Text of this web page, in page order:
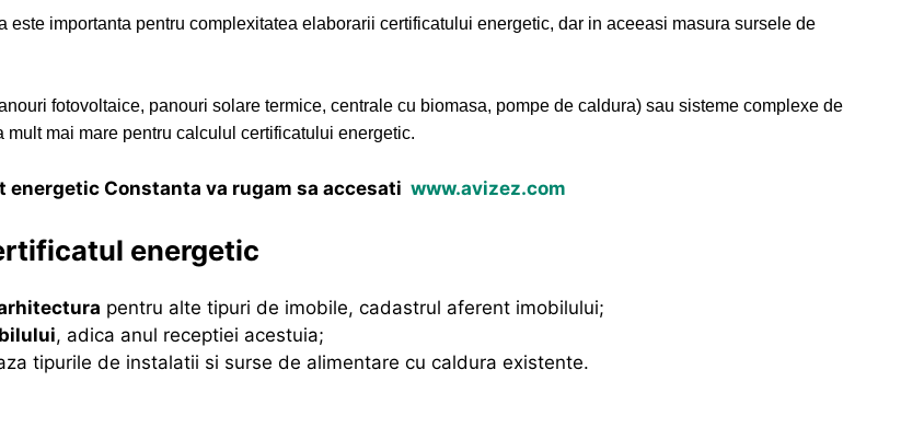
este importanta pentru complexitatea elaborarii certificatului energetic, dar in aceeasi masura sursele de
fotovoltaice, panouri solare termice, centrale cu biomasa, pompe de caldura) sau sisteme complexe de
mai mare pentru calculul certificatului energetic.
Constanta va rugam sa accesati www.avizez.com
energetic
pentru alte tipuri de imobile, cadastrul aferent imobilului;
, adica anul receptiei acestuia;
tipurile de instalatii si surse de alimentare cu caldura existente.